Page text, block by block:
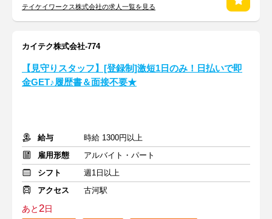
テイケイワークス株式会社の求人一覧を見る
カイテク株式会社-774
【見守りスタッフ】[登録制]激短1日のみ！日払いで即
金GET♪履歴書＆面接不要★
給与
時給 1300円以上
雇用形態
アルバイト・パート
シフト
週1日以上
アクセス
古河駅
あと2日